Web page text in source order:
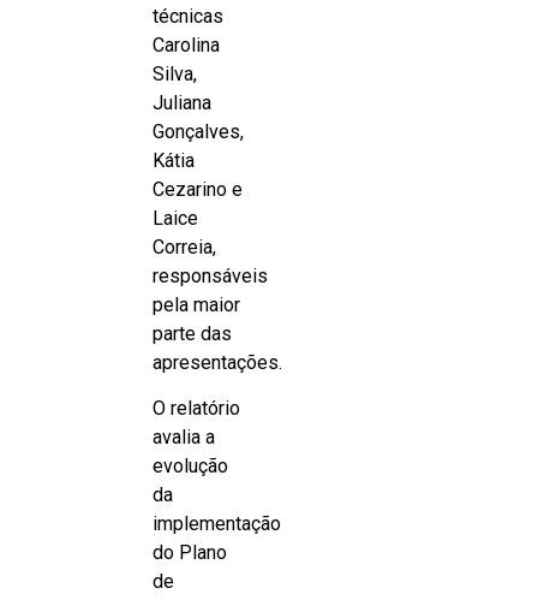
técnicas
Carolina
Silva,
Juliana
Gonçalves,
Kátia
Cezarino e
Laice
Correia,
responsáveis
pela maior
parte das
apresentações.
O relatório
avalia a
evolução
da
implementação
do Plano
de